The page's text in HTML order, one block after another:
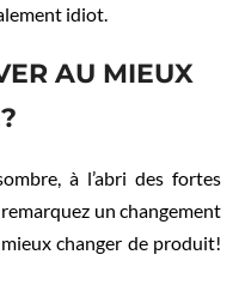
idiot.
AU MIEUX
à l’abri des fortes
un changement
changer de produit!